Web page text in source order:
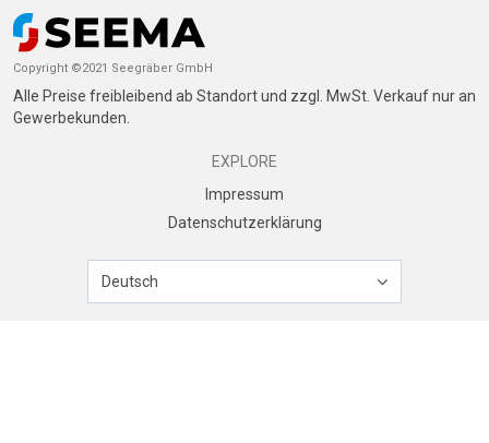
Copyright ©2021 Seegräber GmbH
Alle Preise freibleibend ab Standort und zzgl. MwSt. Verkauf nur an
Gewerbekunden.
EXPLORE
Impressum
Datenschutzerklärung
Deutsch